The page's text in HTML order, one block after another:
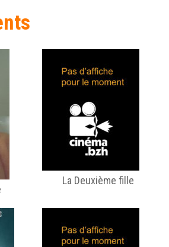
La Deuxième fille